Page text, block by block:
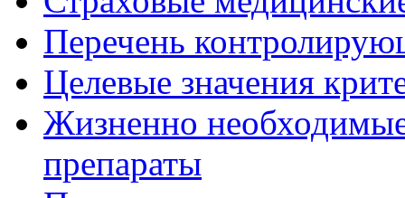
Перечень
Целевые значения
Жизненно
препараты